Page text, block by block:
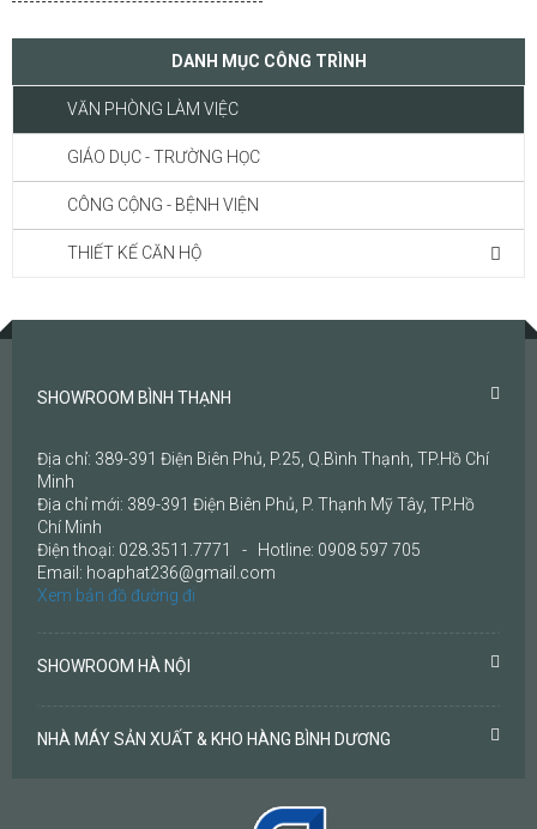
DANH MỤC CÔNG TRÌNH
VĂN PHÒNG LÀM VIỆC
GIÁO DỤC - TRƯỜNG HỌC
CÔNG CỘNG - BỆNH VIỆN
THIẾT KẾ CĂN HỘ
SHOWROOM BÌNH THẠNH
Địa chỉ: 389-391 Điện Biên Phủ, P.25, Q.Bình Thạnh, TP.Hồ Chí
Minh
Địa chỉ mới: 389-391 Điện Biên Phủ, P. Thạnh Mỹ Tây, TP.Hồ
Chí Minh
Điện thoại: 028.3511.7771 - Hotline: 0908 597 705
Email: hoaphat236@gmail.com
Xem bản đồ đường đi
SHOWROOM HÀ NỘI
NHÀ MÁY SẢN XUẤT & KHO HÀNG BÌNH DƯƠNG